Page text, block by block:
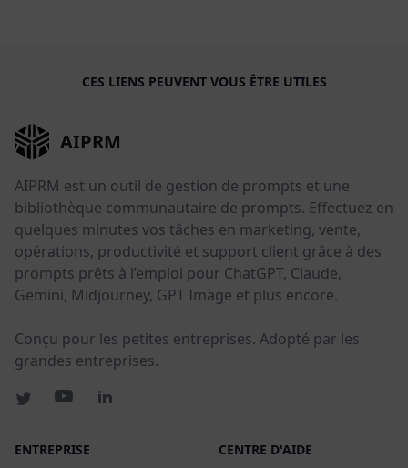
CES LIENS PEUVENT VOUS ÊTRE UTILES
AIPRM
AIPRM est un outil de gestion de prompts et une
bibliothèque communautaire de prompts. Effectuez en
quelques minutes vos tâches en marketing, vente,
opérations, productivité et support client grâce à des
prompts prêts à l’emploi pour ChatGPT, Claude,
Gemini, Midjourney, GPT Image et plus encore.
Conçu pour les petites entreprises. Adopté par les
grandes entreprises.
ENTREPRISE CENTRE D'AIDE